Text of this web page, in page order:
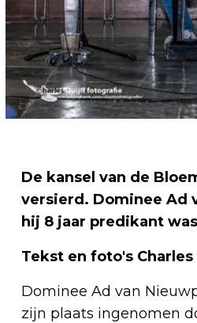
De kansel van de
versierd. Dominee Ad
hij 8 jaar predikant
Tekst en foto's
Dominee Ad van
zijn plaats ingenomen